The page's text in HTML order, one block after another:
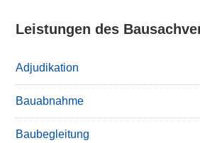
Leistungen des
Adjudikation
Bauabnahme
Baubegleitung